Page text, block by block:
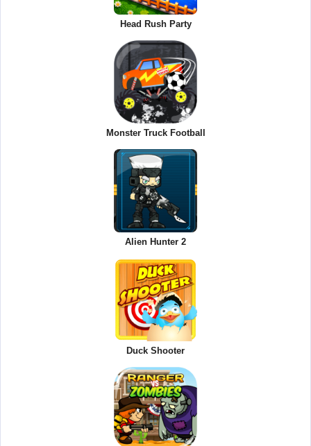
Head Rush Party
Monster Truck Football
Alien Hunter 2
Duck Shooter